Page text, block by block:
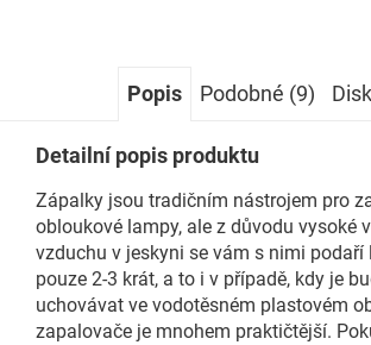
Popis Podobné (9)
Detailní popis produktu
Zápalky jsou tradičním nástrojem pro
obloukové lampy, ale z důvodu vysoké
vzduchu v jeskyni se vám s nimi
pouze 2-3 krát, a to i v případě, kdy je
uchovávat ve vodotěsném plastovém
zapalovače je mnohem praktičtější.